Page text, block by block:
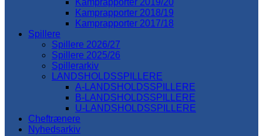
Kamprapporter 2018/19
Kamprapporter 2017/18
Spillere
Spillere 2026/27
Spillere 2025/26
Spillerarkiv
LANDSHOLDSSPILLERE
A-LANDSHOLDSSPILLERE
B-LANDSHOLDSSPILLERE
U-LANDSHOLDSSPILLERE
Cheftrænere
Nyhedsarkiv